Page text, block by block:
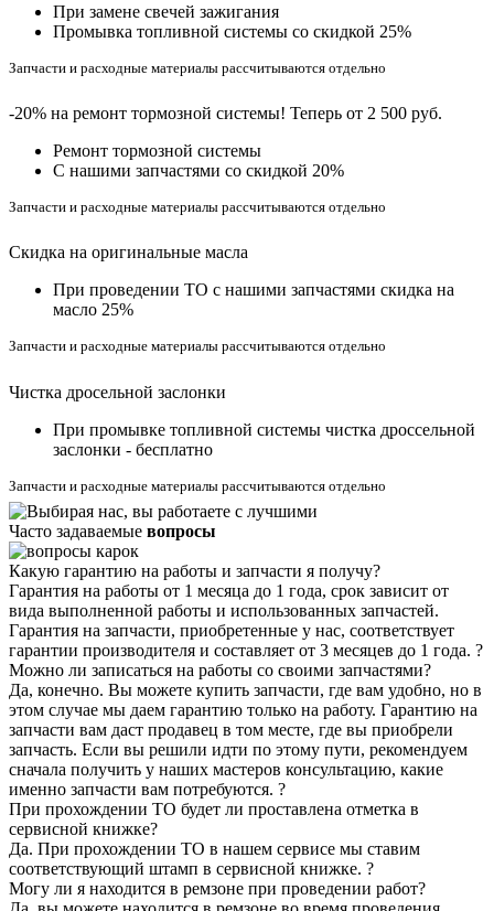
При замене свечей зажигания
Промывка топливной системы со скидкой 25%
Запчасти и расходные материалы рассчитываются отдельно
-20% на ремонт тормозной системы! Теперь от 2 500 руб.
Ремонт тормозной системы
С нашими запчастями со скидкой 20%
Запчасти и расходные материалы рассчитываются отдельно
Скидка на оригинальные масла
При проведении ТО с нашими запчастями скидка на
масло 25%
Запчасти и расходные материалы рассчитываются отдельно
Чистка дросельной заслонки
При промывке топливной системы чистка дроссельной
заслонки - бесплатно
Запчасти и расходные материалы рассчитываются отдельно
Часто задаваемые вопросы
Какую гарантию на работы и запчасти я получу?
Гарантия на работы от 1 месяца до 1 года, срок зависит от
вида выполненной работы и использованных запчастей.
Гарантия на запчасти, приобретенные у нас, соответствует
гарантии производителя и составляет от 3 месяцев до 1 года. ?
Можно ли записаться на работы со своими запчастями?
Да, конечно. Вы можете купить запчасти, где вам удобно, но в
этом случае мы даем гарантию только на работу. Гарантию на
запчасти вам даст продавец в том месте, где вы приобрели
запчасть. Если вы решили идти по этому пути, рекомендуем
сначала получить у наших мастеров консультацию, какие
именно запчасти вам потребуются. ?
При прохождении ТО будет ли проставлена отметка в
сервисной книжке?
Да. При прохождении ТО в нашем сервисе мы ставим
соответствующий штамп в сервисной книжке. ?
Могу ли я находится в ремзоне при проведении работ?